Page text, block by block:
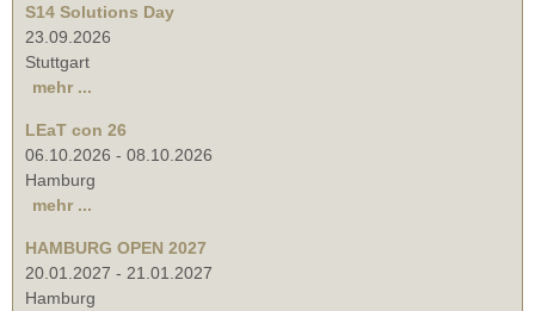
S14 Solutions Day
23.09.2026
Stuttgart
mehr ...
LEaT con 26
06.10.2026 - 08.10.2026
Hamburg
mehr ...
HAMBURG OPEN 2027
20.01.2027 - 21.01.2027
Hamburg